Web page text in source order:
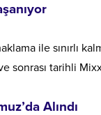
ile sınırlı
sonrası tarihli
Alındı